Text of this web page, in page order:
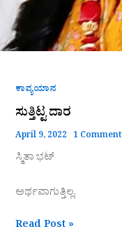
ಕಾವ್ಯಯಾನ
ಸುತ್ತಿಟ್ಟ ದಾರ
April 9, 2022 1 Comment
ಸ್ಮಿತಾ ಭಟ್
ಅರ್ಥವಾಗುತ್ತಿಲ್ಲ.